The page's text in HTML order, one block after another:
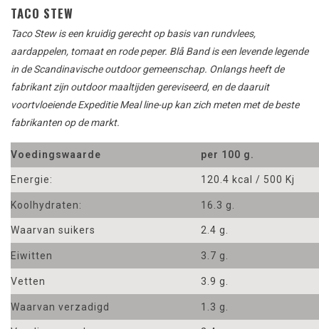
TACO STEW
Taco Stew is een kruidig gerecht op basis van rundvlees,
aardappelen, tomaat en rode peper. Blå Band is een levende legende
in de Scandinavische outdoorgemeenschap. Onlangs heeft de
fabrikantzijn outdoor maaltijden gereviseerd, en de daaruit
voortvloeiende Expeditie Meal line-up kan zich meten met de beste
fabrikanten op de markt.
Voedingswaarde per 100 g.
Energie: 120.4 kcal / 500 Kj
Koolhydraten: 16.3 g.
Waarvan suikers 2.4 g.
Eiwitten 3.7 g.
Vetten 3.9 g.
Waarvan verzadigd 1.3 g.